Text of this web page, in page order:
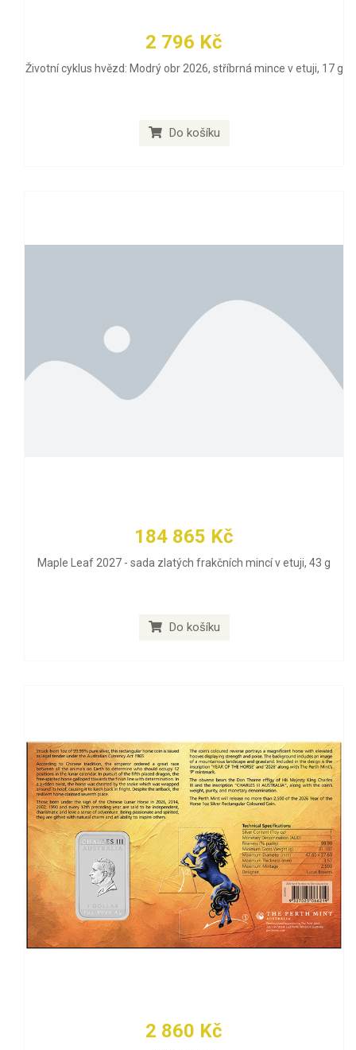
2 796 Kč
Životní cyklus hvězd: Modrý obr 2026, stříbrná mince v etuji, 17 g
Do košíku
184 865 Kč
Maple Leaf 2027 - sada zlatých frakčních mincí v etuji, 43 g
Do košíku
2 860 Kč